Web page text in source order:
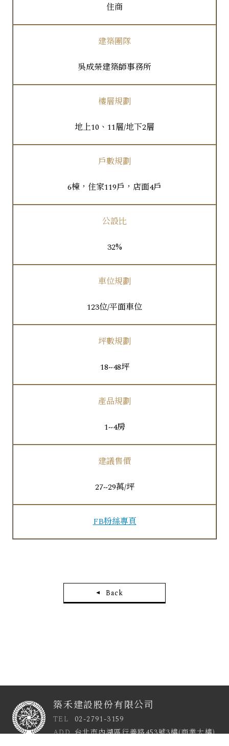
住商
建築團隊
吳成榮建築師事務所
樓層規劃
地上10、11層/地下2層
戶數規劃
6棟，住家119戶，店面4戶
公設比
32%
車位規劃
123位/平面車位
坪數規劃
18~48坪
產品規劃
1~4房
建議售價
27~29萬/坪
FB粉絲專頁
Back
築禾建設股份有限公司
TEL
02-2791-3159
ADD 台北市內湖區行善路453號3樓(商業大樓)